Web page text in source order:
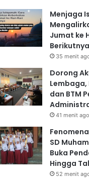
Menjaga
Jumat ke
Berikutnya
35 menit
Dorong
Lembaga,
dan BTM
41 menit ago
SD
Buka
Hingga
52 menit